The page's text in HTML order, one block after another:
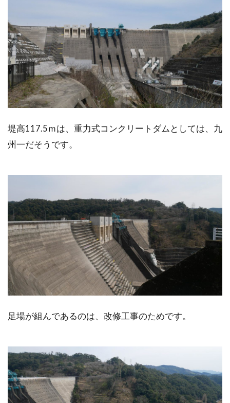
堤高117.5ｍは、重力式コンクリートダムとしては、九
州一だそうです。
足場が組んであるのは、改修工事のためです。